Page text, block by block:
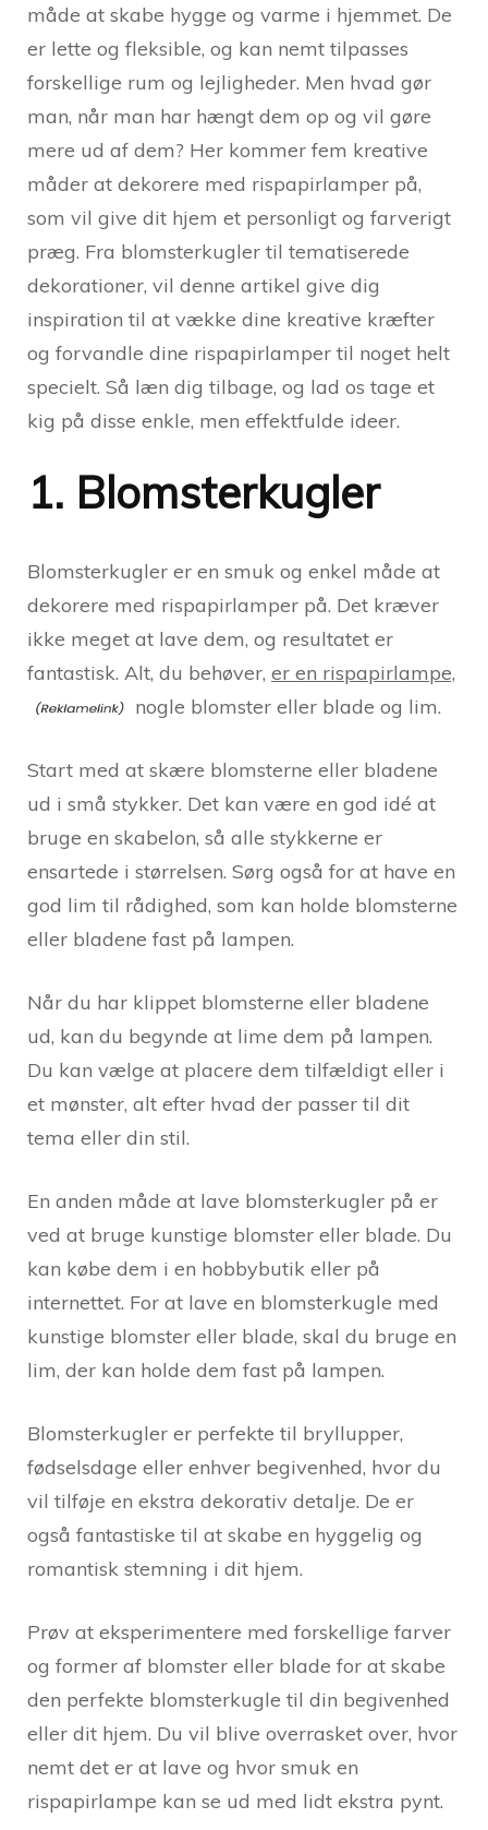
måde at skabe hygge og varme i hjemmet. De
er lette og fleksible, og kan nemt tilpasses
forskellige rum og lejligheder. Men hvad gør
man, når man har hængt dem op og vil gøre
mere ud af dem? Her kommer fem kreative
måder at dekorere med rispapirlamper på,
som vil give dit hjem et personligt og farverigt
præg. Fra blomsterkugler til tematiserede
dekorationer, vil denne artikel give dig
inspiration til at vække dine kreative kræfter
og forvandle dine rispapirlamper til noget helt
specielt. Så læn dig tilbage, og lad os tage et
kig på disse enkle, men effektfulde ideer.
1. Blomsterkugler
Blomsterkugler er en smuk og enkel måde at
dekorere med rispapirlamper på. Det kræver
ikke meget at lave dem, og resultatet er
fantastisk. Alt, du behøver, er en rispapirlampe,
nogle blomster eller blade og lim.
Start med at skære blomsterne eller bladene
ud i små stykker. Det kan være en god idé at
bruge en skabelon, så alle stykkerne er
ensartede i størrelsen. Sørg også for at have en
god lim til rådighed, som kan holde blomsterne
eller bladene fast på lampen.
Når du har klippet blomsterne eller bladene
ud, kan du begynde at lime dem på lampen.
Du kan vælge at placere dem tilfældigt eller i
et mønster, alt efter hvad der passer til dit
tema eller din stil.
En anden måde at lave blomsterkugler på er
ved at bruge kunstige blomster eller blade. Du
kan købe dem i en hobbybutik eller på
internettet. For at lave en blomsterkugle med
kunstige blomster eller blade, skal du bruge en
lim, der kan holde dem fast på lampen.
Blomsterkugler er perfekte til bryllupper,
fødselsdage eller enhver begivenhed, hvor du
vil tilføje en ekstra dekorativ detalje. De er
også fantastiske til at skabe en hyggelig og
romantisk stemning i dit hjem.
Prøv at eksperimentere med forskellige farver
og former af blomster eller blade for at skabe
den perfekte blomsterkugle til din begivenhed
eller dit hjem. Du vil blive overrasket over, hvor
nemt det er at lave og hvor smuk en
rispapirlampe kan se ud med lidt ekstra pynt.